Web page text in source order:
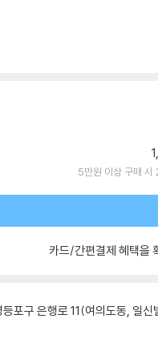
5만원 이상 구매 시
카드/간편결제 혜택을
포구 은행로 11(여의도동, 일신